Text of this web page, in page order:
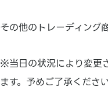
その他のトレーディング
※当日の状況により変更
ます。予めご了承ください